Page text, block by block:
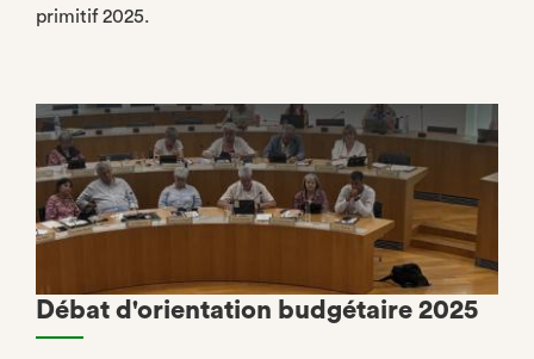
primitif 2025.
Débat d'orientation budgétaire 2025